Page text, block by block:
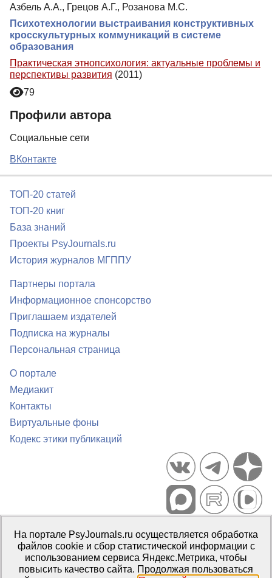
Азбель А.А., Грецов А.Г., Розанова М.С.
Психотехнологии выстраивания конструктивных
кросскультурных коммуникаций в системе
образования
Практическая этнопсихология: актуальные проблемы и
перспективы развития (2011)
79
Профили автора
Социальные сети
ВКонтакте
ТОП-20 статей
ТОП-20 книг
База знаний
Проекты PsyJournals.ru
История журналов МГППУ
Партнеры портала
Информационное спонсорство
Приглашаем издателей
Подписка на журналы
Персональная страница
О портале
Медиакит
Контакты
Виртуальные фоны
Кодекс этики публикаций
Портал психологических изданий PsyJournals.ru, 2007–2026
Правила использования материалов
Свидетельство регистрации СМИЭл № ФС77-66447 от 14 июля
2016 г.
На портале PsyJournals.ru осуществляется обработка
файлов cookie и сбор статистической информации с
использованием сервиса Яндекс.Метрика, чтобы
повысить качество сайта. Продолжая пользоваться